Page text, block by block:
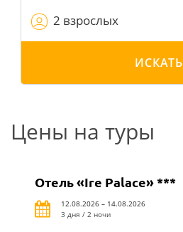
2 взрослых
ИСКАТЬ
Цены на туры
Отель «Ire Palace» ***
12.08.2026 – 14.08.2026
3 дня / 2 ночи